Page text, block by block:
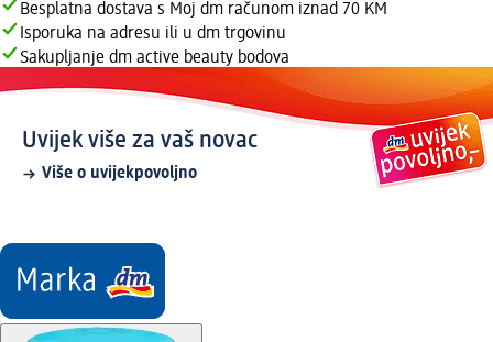
Besplatna dostava s Moj dm računom iznad 70 KM
Isporuka na adresu ili u dm trgovinu
Sakupljanje dm active beauty bodova
Uvijek više za vaš novac
Više o uvijekpovoljno